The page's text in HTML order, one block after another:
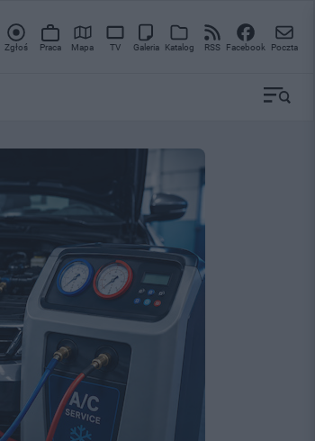
Zgłoś Praca Mapa TV Galeria Katalog RSS Facebook Poczta